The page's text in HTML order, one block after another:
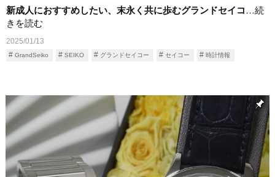
新成人におすすめしたい、末永く共に歩むグランドセイコ…続
きを読む
2025/01/13
GrandSeiko SEIKO グランドセイコー セイコー 時計情報